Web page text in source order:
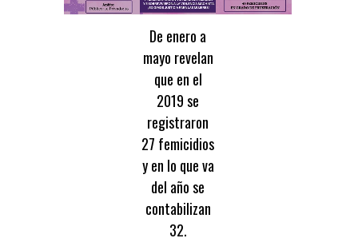
De enero a
mayo revelan
que en el
2019 se
registraron
27 femicidios
y en lo que va
del año se
contabilizan
32.